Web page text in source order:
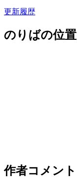
更新履歴
のりばの位置
作者コメント